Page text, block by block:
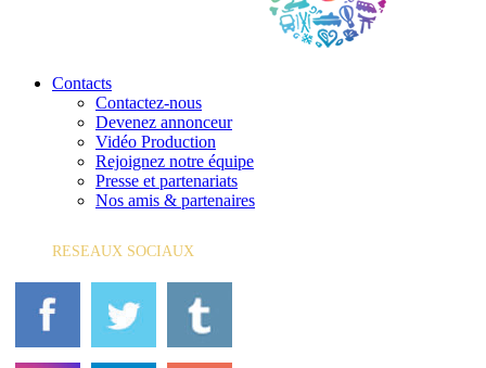
Contacts
Contactez-nous
Devenez annonceur
Vidéo Production
Rejoignez notre équipe
Presse et partenariats
Nos amis & partenaires
RESEAUX SOCIAUX